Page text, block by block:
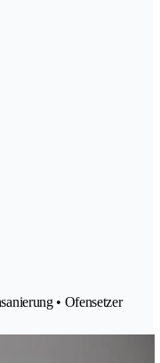
• Ofensetzer